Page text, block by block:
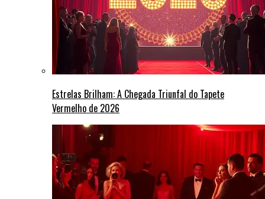
Estrelas Brilham: A Chegada Triunfal do Tapete
Vermelho de 2026